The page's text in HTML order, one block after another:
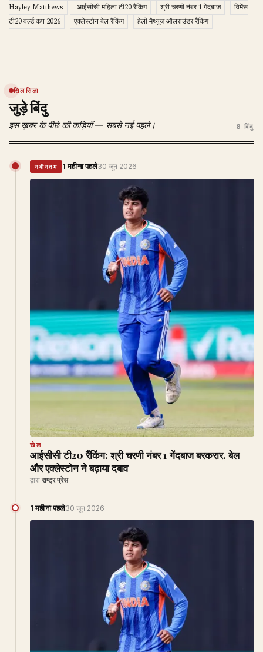
Hayley Matthews
आईसीसी महिला टी20 रैंकिंग श्री चरणी नंबर 1 गेंदबाज
विमेंस
टी20 वर्ल्ड कप 2026
एक्लेस्टोन बेल रैंकिंग हेली मैथ्यूज ऑलराउंडर रैंकिंग
सिलसिला
जुड़े बिंदु
इस ख़बर के पीछे की कड़ियाँ — सबसे नई पहले। 8 बिंदु
नवीनतम 1 महीना पहले30 जून 2026
खेल
आईसीसी टी20 रैंकिंग: श्री चरणी नंबर 1 गेंदबाज बरकरार, बेल
और एक्लेस्टोन ने बढ़ाया दबाव
द्वारा राष्ट्र प्रेस
1 महीना पहले30 जून 2026